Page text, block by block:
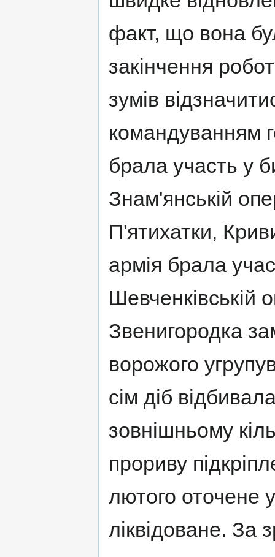
факт, що вона
закінчення
зумів
командуванням
брала участь у
Знам'янській
П'ятихатки,
армія брала
Шевченківській
Звенигородка
ворожого
сім діб
зовнішньому
прориву
лютого оточене
ліквідоване. За